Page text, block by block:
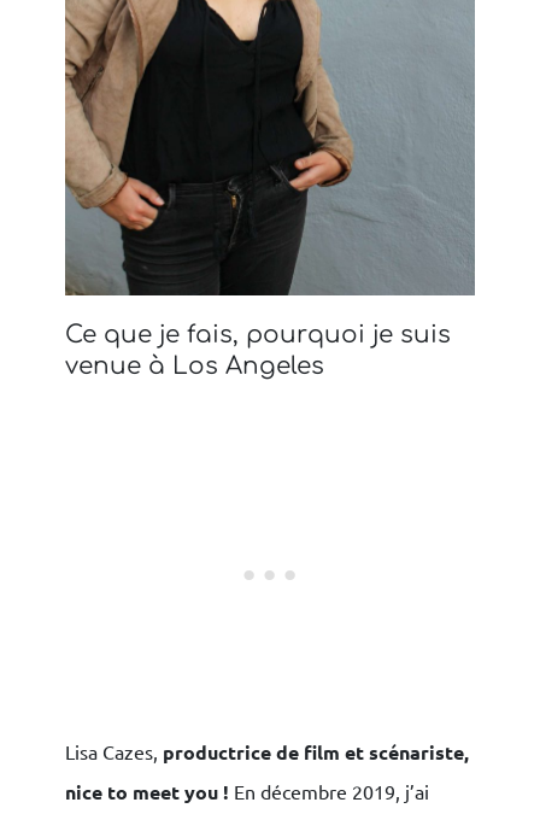
Ce que je fais, pourquoi je suis
venue à Los Angeles
Lisa Cazes, productrice de film et scénariste,
nice to meet you ! En décembre 2019, j’ai